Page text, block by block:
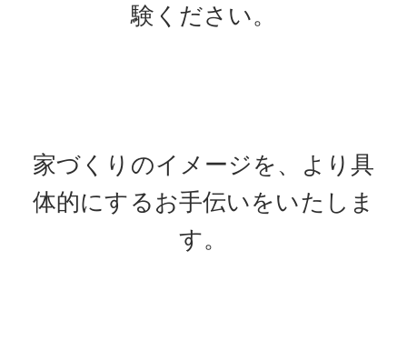
験ください。
家づくりのイメージを、より具
体的にするお手伝いをいたしま
す。